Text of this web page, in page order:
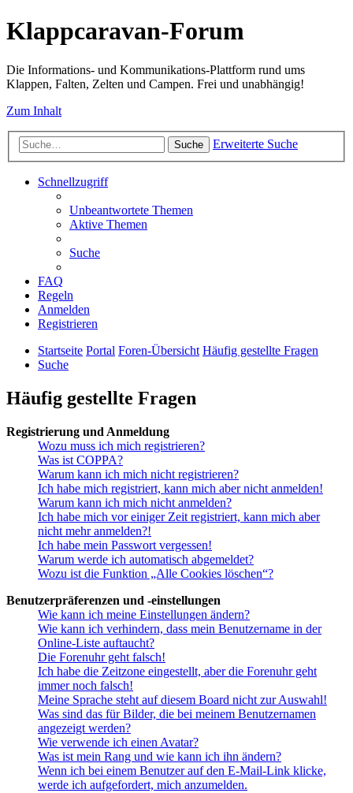
Klappcaravan-Forum
Die Informations- und Kommunikations-Plattform rund ums
Klappen, Falten, Zelten und Campen. Frei und unabhängig!
Zum Inhalt
Suche Erweiterte Suche
Schnellzugriff
Unbeantwortete Themen
Aktive Themen
Suche
FAQ
Regeln
Anmelden
Registrieren
Startseite Portal Foren-Übersicht Häufig gestellte Fragen
Suche
Häufig gestellte Fragen
Registrierung und Anmeldung
Wozu muss ich mich registrieren?
Was ist COPPA?
Warum kann ich mich nicht registrieren?
Ich habe mich registriert, kann mich aber nicht anmelden!
Warum kann ich mich nicht anmelden?
Ich habe mich vor einiger Zeit registriert, kann mich aber
nicht mehr anmelden?!
Ich habe mein Passwort vergessen!
Warum werde ich automatisch abgemeldet?
Wozu ist die Funktion „Alle Cookies löschen“?
Benutzerpräferenzen und -einstellungen
Wie kann ich meine Einstellungen ändern?
Wie kann ich verhindern, dass mein Benutzername in der
Online-Liste auftaucht?
Die Forenuhr geht falsch!
Ich habe die Zeitzone eingestellt, aber die Forenuhr geht
immer noch falsch!
Meine Sprache steht auf diesem Board nicht zur Auswahl!
Was sind das für Bilder, die bei meinem Benutzernamen
angezeigt werden?
Wie verwende ich einen Avatar?
Was ist mein Rang und wie kann ich ihn ändern?
Wenn ich bei einem Benutzer auf den E-Mail-Link klicke,
werde ich aufgefordert, mich anzumelden.